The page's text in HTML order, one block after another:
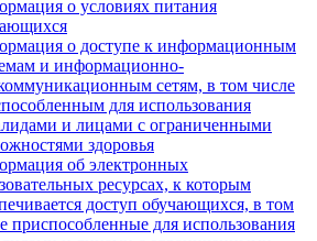
о условиях питания
о доступе к информационным
и информационно-
сетям, в том числе
для использования
и лицами с ограниченными
здоровья
об электронных
ресурсах, к которым
доступ обучающихся, в том
приспособленные для использования